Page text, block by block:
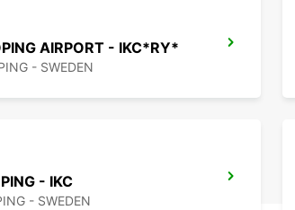
AIRPORT - IKC*RY*
- SWEDEN
- IKC
- SWEDEN